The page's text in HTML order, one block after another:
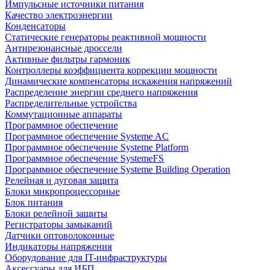
Импульсные источники питания
Качество электроэнергии
Конденсаторы
Статические генераторы реактивной мощности
Антирезонансные дроссели
Активные фильтры гармоник
Контроллеры коэффициента коррекции мощности
Динамические компенсаторы искажения напряжений
Распределение энергии среднего напряжения
Распределительные устройства
Коммутационные аппараты
Программное обеспечение
Программное обеспечение Systeme AC
Программное обеспечение Systeme Platform
Программное обеспечение SystemeFS
Программное обеспечение Systeme Building Operation
Релейная и дуговая защита
Блоки микропроцессорные
Блок питания
Блоки релейной защиты
Регистраторы замыканий
Датчики оптоволоконные
Индикаторы напряжения
Оборудование для IT-инфраструктуры